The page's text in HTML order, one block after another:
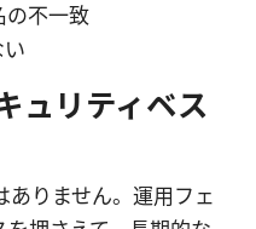
の不一致
ュリティベス
ありません。運用フェ